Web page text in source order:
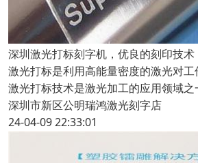
深圳激光打标刻字机，优良的刻印技
激光打标是利用高能量密度的激光对
激光打标技术是激光加工的应用领域
深圳市新区公明瑞鸿激光刻字店
24-04-09 22:33:01